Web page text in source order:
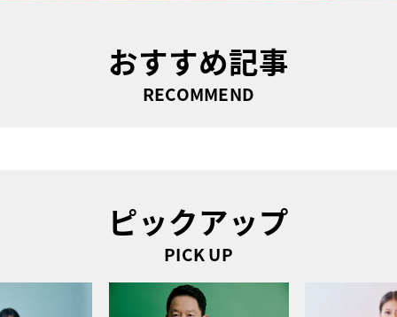
おすすめ記事
RECOMMEND
ピックアップ
PICK UP